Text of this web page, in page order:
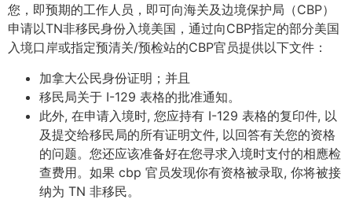
您，即预期的工作人员，即可向海关及边境保护局（CBP）
申请以TN非移民身份入境美国，通过向CBP指定的部分美国
入境口岸或指定预清关/预检站的CBP官员提供以下文件：
加拿大公民身份证明；并且
移民局关于 I-129 表格的批准通知。
此外, 在申请入境时, 您应持有 I-129 表格的复印件, 以
及提交给移民局的所有证明文件, 以回答有关您的资格
的问题。您还应该准备好在您寻求入境时支付的相應检
查费用。如果 cbp 官员发现你有资格被录取, 你将被接
纳为 TN 非移民。